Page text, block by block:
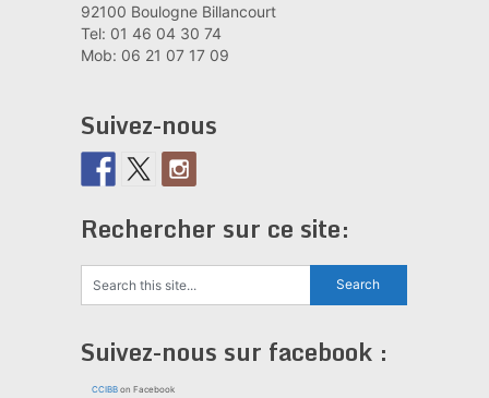
92100 Boulogne Billancourt
Tel: 01 46 04 30 74
Mob: 06 21 07 17 09
Suivez-nous
Rechercher sur ce site:
Suivez-nous sur facebook :
CCIBBon Facebook